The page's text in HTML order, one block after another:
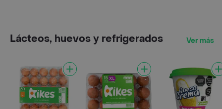
Lácteos, huevos y refrigerados Ver más